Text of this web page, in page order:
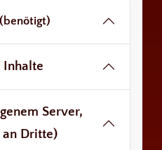
(benötigt)
Inhalte
Server,
an Dritte)